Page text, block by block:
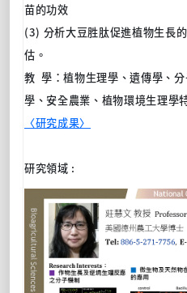
苗的功效
(3) 分析大豆胜肽促進植物生長
估。
教 學：植物生理學、遺傳學、
學、安全農業、植物環境生理學
〈研究成果〉
研究領域 :